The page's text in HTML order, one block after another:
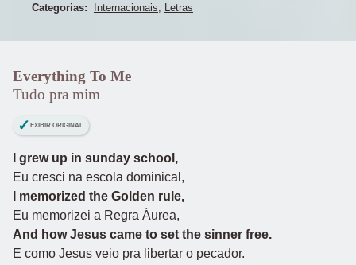
Categorias:
Internacionais, Letras
Everything To Me
Tudo pra mim
EXIBIR ORIGINAL
I grew up in sunday school,
Eu cresci na escola dominical,
I memorized the Golden rule,
Eu memorizei a Regra Áurea,
And how Jesus came to set the sinner free.
E como Jesus veio pra libertar o pecador.